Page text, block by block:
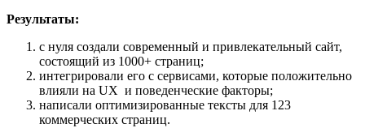
Результаты:
с нуля создали современный и привлекательный сайт,
состоящий из 1000+ страниц;
интегрировали его с сервисами, которые положительно
влияли на UX и поведенческие факторы;
написали оптимизированные тексты для 123
коммерческих страниц.